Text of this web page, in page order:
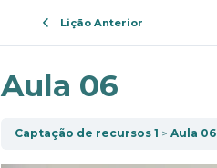
Lição Anterior
Aula 06
Captação de recursos 1 Aula 06